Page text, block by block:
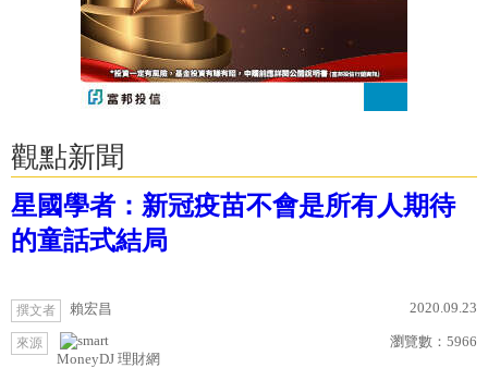
觀點新聞
星國學者：新冠疫苗不會是所有人期待
的童話式結局
撰文者 賴宏昌 2020.09.23
來源
MoneyDJ 理財網
瀏覽數： 5966